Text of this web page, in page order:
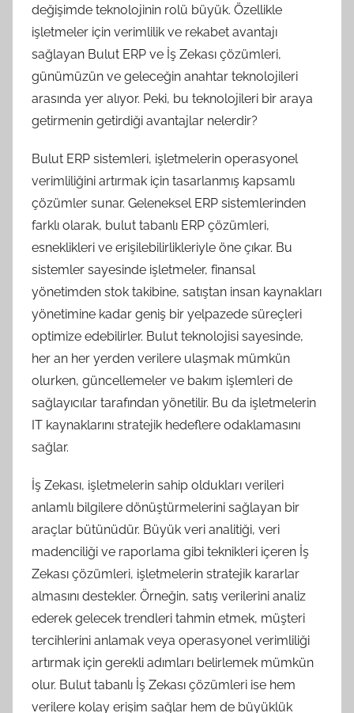
değişimde teknolojinin rolü büyük. Özellikle
işletmeler için verimlilik ve rekabet avantajı
sağlayan Bulut ERP ve İş Zekası çözümleri,
günümüzün ve geleceğin anahtar teknolojileri
arasında yer alıyor. Peki, bu teknolojileri bir araya
getirmenin getirdiği avantajlar nelerdir?
Bulut ERP sistemleri, işletmelerin operasyonel
verimliliğini artırmak için tasarlanmış kapsamlı
çözümler sunar. Geleneksel ERP sistemlerinden
farklı olarak, bulut tabanlı ERP çözümleri,
esneklikleri ve erişilebilirlikleriyle öne çıkar. Bu
sistemler sayesinde işletmeler, finansal
yönetimden stok takibine, satıştan insan kaynakları
yönetimine kadar geniş bir yelpazede süreçleri
optimize edebilirler. Bulut teknolojisi sayesinde,
her an her yerden verilere ulaşmak mümkün
olurken, güncellemeler ve bakım işlemleri de
sağlayıcılar tarafından yönetilir. Bu da işletmelerin
IT kaynaklarını stratejik hedeflere odaklamasını
sağlar.
İş Zekası, işletmelerin sahip oldukları verileri
anlamlı bilgilere dönüştürmelerini sağlayan bir
araçlar bütünüdür. Büyük veri analitiği, veri
madenciliği ve raporlama gibi teknikleri içeren İş
Zekası çözümleri, işletmelerin stratejik kararlar
almasını destekler. Örneğin, satış verilerini analiz
ederek gelecek trendleri tahmin etmek, müşteri
tercihlerini anlamak veya operasyonel verimliliği
artırmak için gerekli adımları belirlemek mümkün
olur. Bulut tabanlı İş Zekası çözümleri ise hem
verilere kolay erişim sağlar hem de büyüklük